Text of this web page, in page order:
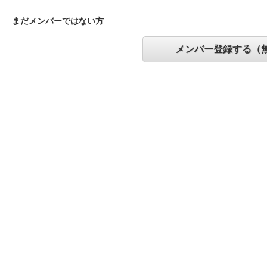
まだメンバーではない方
メンバー登録する（